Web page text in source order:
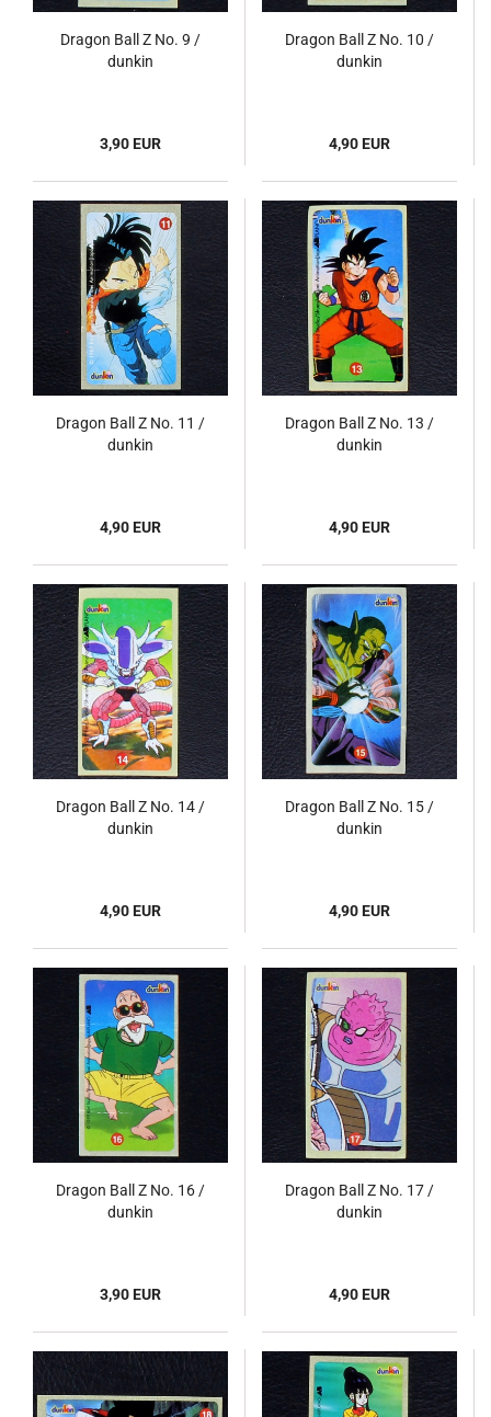
Dragon Ball Z No. 9 /
dunkin
3,90 EUR
Dragon Ball Z No. 10 /
dunkin
4,90 EUR
Dragon Ball Z No. 11 /
dunkin
4,90 EUR
Dragon Ball Z No. 13 /
dunkin
4,90 EUR
Dragon Ball Z No. 14 /
dunkin
4,90 EUR
Dragon Ball Z No. 15 /
dunkin
4,90 EUR
Dragon Ball Z No. 16 /
dunkin
3,90 EUR
Dragon Ball Z No. 17 /
dunkin
4,90 EUR